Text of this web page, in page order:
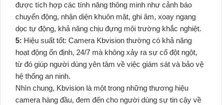
được tích hợp các tính năng thông minh như cảnh báo
chuyển động, nhận diện khuôn mặt, ghi âm, xoay ngang
dọc tự động, khả năng chịu đựng môi trường khắc nghiệt.
5: Hiệu suất tốt: Camera Kbvision thường có khả năng
hoạt động ổn định, 24/7 mà không xảy ra sự cố đột ngột,
từ đó giúp người dùng yên tâm về việc giám sát và bảo vệ
hệ thống an ninh.
Nhìn chung, Kbvision là một trong những thương hiệu
camera hàng đầu, đem đến cho người dùng sự tin cậy về